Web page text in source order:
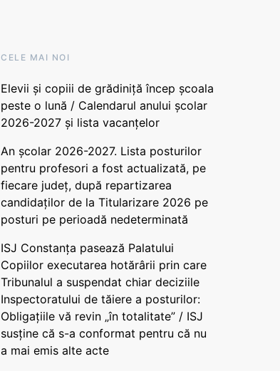
CELE MAI NOI
Elevii și copiii de grădiniță încep școala
peste o lună / Calendarul anului școlar
2026-2027 și lista vacanțelor
An școlar 2026-2027. Lista posturilor
pentru profesori a fost actualizată, pe
fiecare județ, după repartizarea
candidaților de la Titularizare 2026 pe
posturi pe perioadă nedeterminată
ISJ Constanța pasează Palatului
Copiilor executarea hotărârii prin care
Tribunalul a suspendat chiar deciziile
Inspectoratului de tăiere a posturilor:
Obligațiile vă revin „în totalitate” / ISJ
susține că s-a conformat pentru că nu
a mai emis alte acte